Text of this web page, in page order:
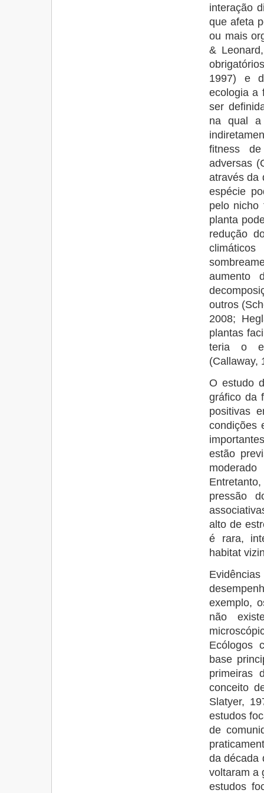
interação
que afeta
ou mais
&
1997) e
ecologia a
ser
na qual a
fitness
adversas
através da
espécie
pelo nicho
planta
redução
aumento
outros
2008;
plantas
teria o
(Callaway,
O estudo
gráfico da
positivas
condições
estão
pressão
alto de
é rara,
habitat
exemplo,
não
Ecólogos
base
primeiras
conceito
Slatyer,
estudos
de
da década
voltaram a
estudos